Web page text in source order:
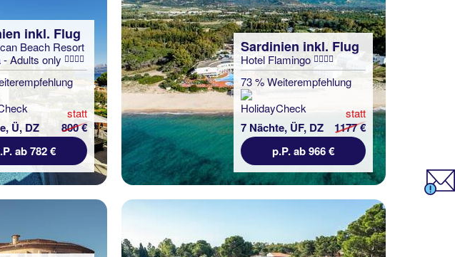
inkl. Flug
Beach Resort
- Adults only
Ü, DZ
statt
800 €
ab 782 €
Sardinien inkl. Flug
Hotel Flamingo
73 % Weiterempfehlung
7 Nächte, ÜF, DZ
statt
1177 €
p.P. ab 966 €